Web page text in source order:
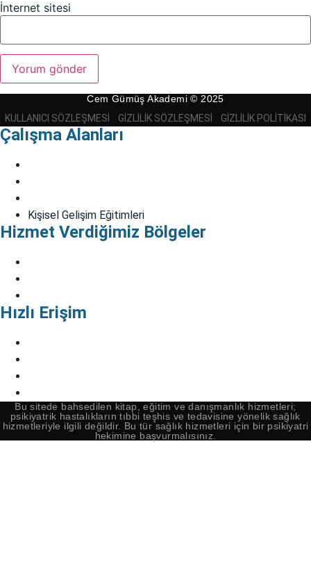
İnternet sitesi
Cem Gümüş Akademi © 2025
KULLANICI SÖZLEŞMESI
GIZLILIK SÖZLEŞMESI GIZLILIK POLITIKASI
Çalışma Alanları
Kişisel Gelişim Eğitimleri
Hizmet Verdiğimiz Bölgeler
Hızlı Erişim
Bu sitede bahsedilen kitap, eğitim ve danışmanlık hizmetleri;
psikiyatrik hastalıkların tıbbi teşhis ve tedavisine yönelik sağlık
hizmetleriyle ilgili değildir. Bu tür sağlık hizmetleri için bir psikiyatri
hekimine başvurmalısınız.